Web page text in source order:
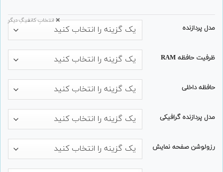
مدل پردازنده
ظرفیت حافظه RAM
حافظه داخلی
مدل پردازنده گرافیکی
رزولوشن صفحه نمایش
❌ انتخابِ کانفیگِ دیگر